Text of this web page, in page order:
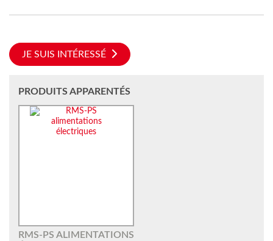
JE SUIS INTÉRESSÉ
PRODUITS APPARENTÉS
RMS-PS ALIMENTATIONS